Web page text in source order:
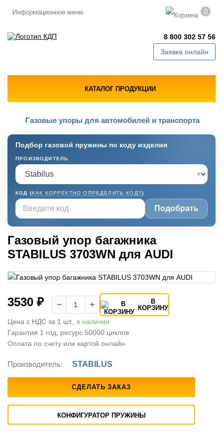
Информационное меню 0
8 800 302 57 56
Заявка онлайн
КАТАЛОГ ПРОДУКЦИИ
Газовые упоры для автомобилей и транспорта
Подбор газовой пружины по коду изделия
ПРОИЗВОДИТЕЛЬ
▾
КОД (КАК КОРРЕКТНО ОПРЕДЕЛИТЬ КОД?)
Подобрать
Газовый упор багажника
STABILUS 3703WN для AUDI
3530 ₽ − +
В
КОРЗИНУ
Цена с НДС за 1 шт., в наличии
Гарантия 1 год, ресурс 50000 циклов
Оплата по счету или картой онлайн
Производитель: STABILUS
СДЕЛАТЬ ЗАКАЗ
КОНФИГУРАТОР ПРУЖИНЫ